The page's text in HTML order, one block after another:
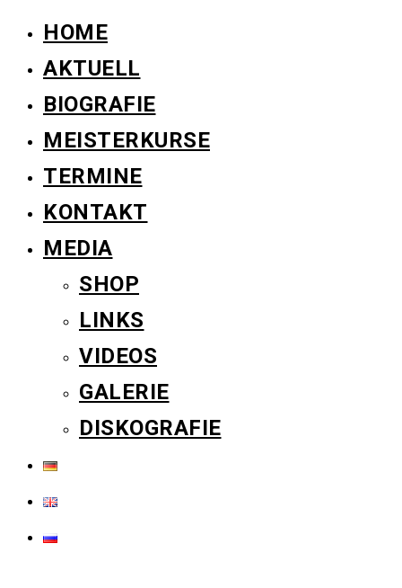
HOME
AKTUELL
BIOGRAFIE
MEISTERKURSE
TERMINE
KONTAKT
MEDIA
SHOP
LINKS
VIDEOS
GALERIE
DISKOGRAFIE